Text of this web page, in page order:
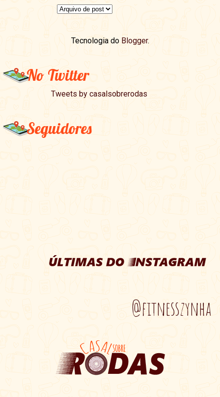
Tecnologia do Blogger.
No Twitter
Tweets by casalsobrerodas
Seguidores
@fitnesszynha